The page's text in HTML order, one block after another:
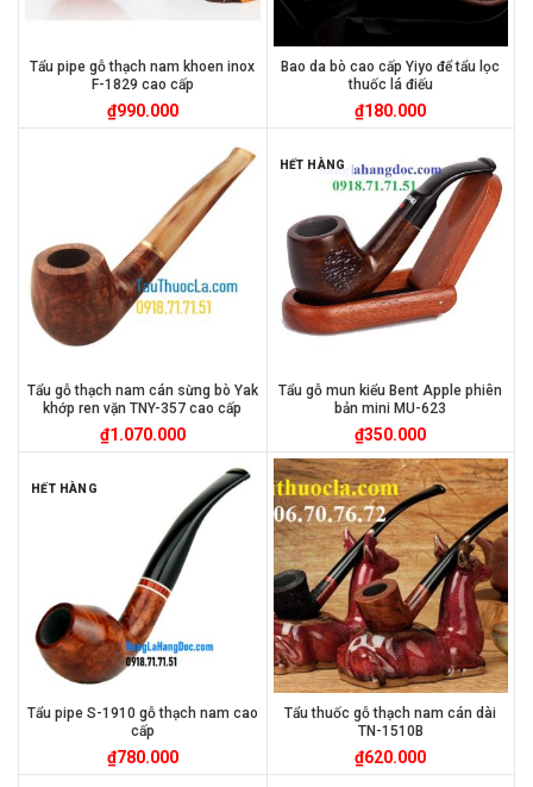
Tẩu pipe gỗ thạch nam khoen inox
F-1829 cao cấp
₫990.000
Bao da bò cao cấp Yiyo để tẩu lọc
thuốc lá điếu
₫180.000
Tẩu gỗ thạch nam cán sừng bò Yak
khớp ren vặn TNY-357 cao cấp
₫1.070.000
HẾT HÀNG
Tẩu gỗ mun kiểu Bent Apple phiên
bản mini MU-623
₫350.000
HẾT HÀNG
Tẩu pipe S-1910 gỗ thạch nam cao
cấp
₫780.000
Tẩu thuốc gỗ thạch nam cán dài
TN-1510B
₫620.000